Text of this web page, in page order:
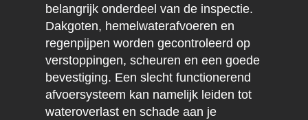
belangrijk onderdeel van de inspectie.
Dakgoten, hemelwaterafvoeren en
regenpijpen worden gecontroleerd op
verstoppingen, scheuren en een goede
bevestiging. Een slecht functionerend
afvoersysteem kan namelijk leiden tot
wateroverlast en schade aan je